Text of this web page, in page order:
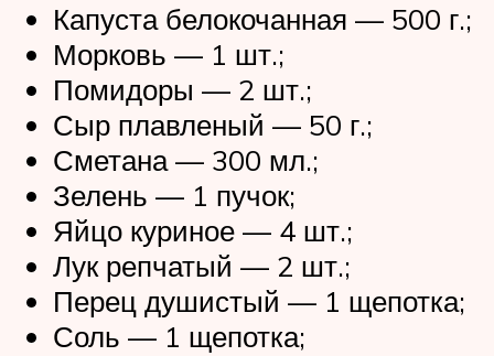
Капуста белокочанная — 500 г.;
Морковь — 1 шт.;
Помидоры — 2 шт.;
Сыр плавленый — 50 г.;
Сметана — 300 мл.;
Зелень — 1 пучок;
Яйцо куриное — 4 шт.;
Лук репчатый — 2 шт.;
Перец душистый — 1 щепотка;
Соль — 1 щепотка;